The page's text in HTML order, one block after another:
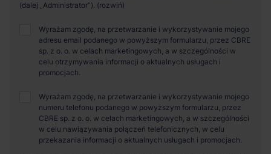
(dalej „Administrator”).
Wyrażam zgodę, na przetwarzanie i wykorzystywanie mojego
adresu email podanego w powyższym formularzu, przez CBRE
sp. z o. o. w celach marketingowych, a w szczególności w
celu otrzymywania informacji o aktualnych usługach i
promocjach.
Wyrażam zgodę, na przetwarzanie i wykorzystywanie mojego
numeru telefonu podanego w powyższym formularzu, przez
CBRE sp. z o. o. w celach marketingowych, a w szczególności
w celu nawiązywania połączeń telefonicznych, w celu
przekazania informacji o aktualnych usługach i promocjach.